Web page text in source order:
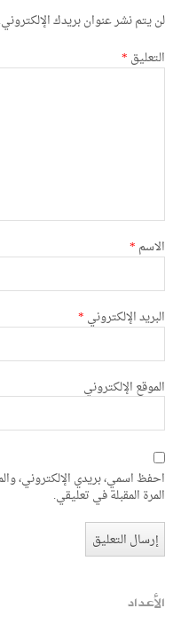
لن يتم نشر عنوان بريدك الإلكتروني.
التعليق *
الاسم *
البريد الإلكتروني *
الموقع الإلكتروني
احفظ اسمي، بريدي الإلكتروني،
المرة المقبلة في تعليقي.
الأعداد